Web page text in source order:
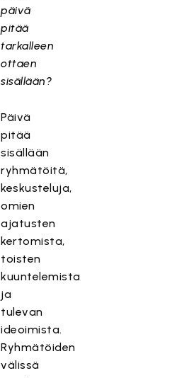
päivä
pitää
tarkalleen
ottaen
sisällään?
Päivä
pitää
sisällään
ryhmätöitä,
keskusteluja,
omien
ajatusten
kertomista,
toisten
kuuntelemista
ja
tulevan
ideoimista.
Ryhmätöiden
välissä